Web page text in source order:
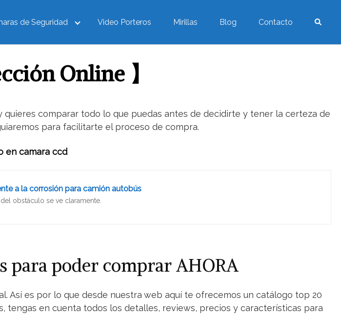
de Seguridad Video Porteros Mirillas Blog Contacto
Online 】
comparar todo lo que puedas antes de decidirte y tener la certeza de
para facilitarte el proceso de compra.
en camara ccd
a la corrosión para camión autobús
obstáculo se ve claramente.
para poder comprar AHORA
Así es por lo que desde nuestra web aquí te ofrecemos un catálogo top 20
en cuenta todos los detalles, reviews, precios y características para